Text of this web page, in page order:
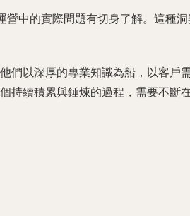
營中的實際問題有切身了解。這種
們以深厚的專業知識為船，以客戶
持續積累與錘煉的過程，需要不斷